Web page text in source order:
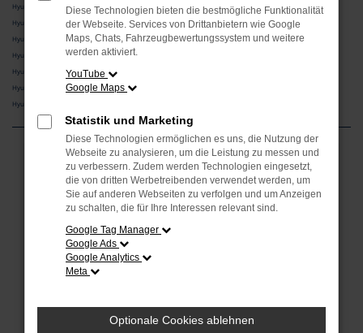
Hyundai SANTA FE Vorführwagen Rosenheim
Hyundai TUCSON Vorführwagen Rosenheim
Hyundai BAYON Vorführwagen Rosenheim
Hyundai STARIA Vorführwagen Rosenheim
Hyundai IONIQ 5 Vorführwagen Rosenheim
Hyundai INSTER Vorführwagen Rosenheim
Hyundai IONIQ 9 Vorführwagen Rosenheim
Fehler: Network Error
Beim Laden ist ein Fehler aufgetreten.
Hier sind ein paar Tipps, die dir helfen können:
Überprüfe deine Firewall und deine
Internetverbindung.
Laden andere Webseiten, zum Beispiel deine
Prüfe deine Browsererweiterungen.
Diese Technologien bieten die bestmögliche Funktionalität
der Webseite. Services von Drittanbietern wie Google
Maps, Chats, Fahrzeugbewertungssystem und weitere
werden aktiviert.
YouTube
Google Maps
Statistik und Marketing
Diese Technologien ermöglichen es uns, die Nutzung der
Webseite zu analysieren, um die Leistung zu messen und
zu verbessern. Zudem werden Technologien eingesetzt,
die von dritten Werbetreibenden verwendet werden, um
Sie auf anderen Webseiten zu verfolgen und um Anzeigen
zu schalten, die für Ihre Interessen relevant sind.
Google Tag Manager
Google Ads
Google Analytics
Meta
Optionale Cookies ablehnen